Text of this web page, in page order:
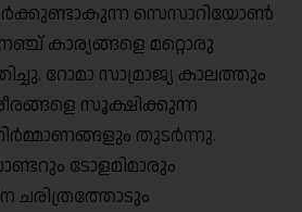
സെസാറിയോൺ
കാര്യങ്ങളെ മറ്റൊരു
റോമാ സാമ്രാജ്യ കാലത്തും
സൂക്ഷിക്കുന്ന
തുടർന്നു.
ടോളമിമാരും
ചരിത്രത്തോടും